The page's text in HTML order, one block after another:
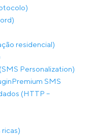
residencial)
Personalization)
Premium SMS
(HTTP –